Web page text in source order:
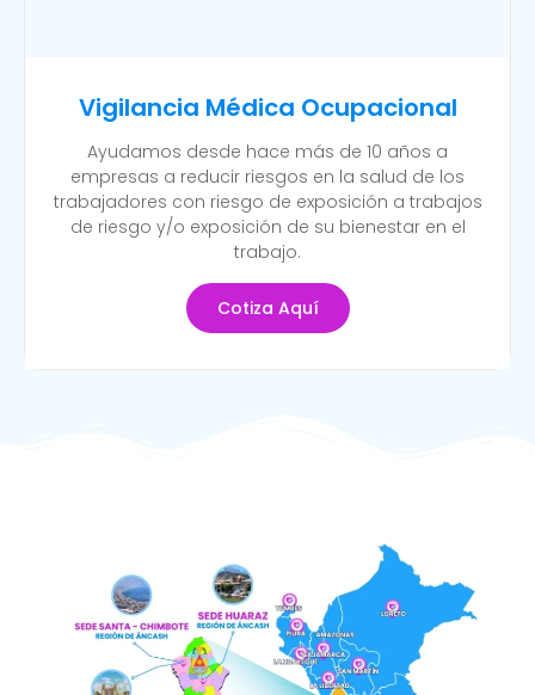
Vigilancia Médica Ocupacional
Ayudamos desde hace más de 10 años a
empresas a reducir riesgos en la salud de los
trabajadores con riesgo de exposición a trabajos
de riesgo y/o exposición de su bienestar en el
trabajo.
Cotiza Aquí